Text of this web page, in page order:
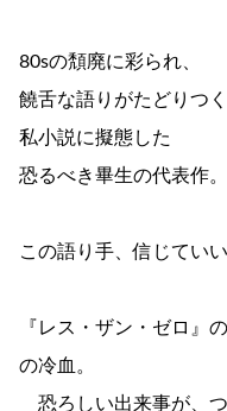
80sの頽廃に彩られ、
饒舌な語りがたどりつく
私小説に擬態した
恐るべき畢生の代表作。
この語り手、信じてい
『レス・ザン・ゼロ』
の冷血。
恐ろしい出来事が、つ